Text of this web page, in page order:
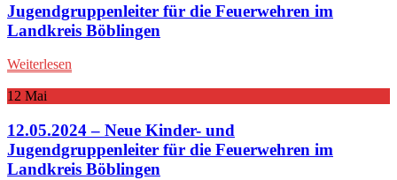
Jugendgruppenleiter für die Feuerwehren im
Landkreis Böblingen
Weiterlesen
12 Mai
12.05.2024 – Neue Kinder- und
Jugendgruppenleiter für die Feuerwehren im
Landkreis Böblingen